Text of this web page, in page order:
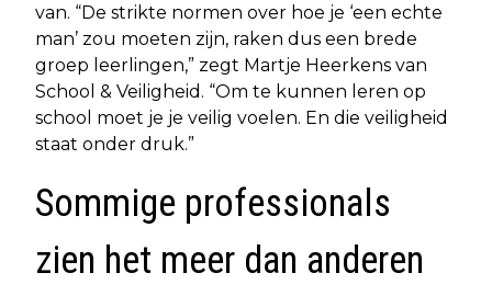
van. “De strikte normen over hoe je ‘een echte
man’ zou moeten zijn, raken dus een brede
groep leerlingen,” zegt Martje Heerkens van
School & Veiligheid. “Om te kunnen leren op
school moet je je veilig voelen. En die veiligheid
staat onder druk.”
Sommige professionals
zien het meer dan anderen